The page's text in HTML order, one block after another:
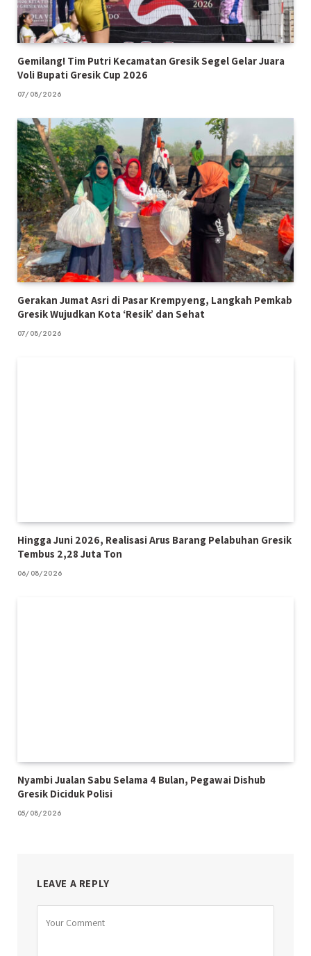
Gemilang! Tim Putri Kecamatan Gresik Segel Gelar Juara
Voli Bupati Gresik Cup 2026
07/08/2026
Gerakan Jumat Asri di Pasar Krempyeng, Langkah Pemkab
Gresik Wujudkan Kota ‘Resik’ dan Sehat
07/08/2026
Hingga Juni 2026, Realisasi Arus Barang Pelabuhan Gresik
Tembus 2,28 Juta Ton
06/08/2026
Nyambi Jualan Sabu Selama 4 Bulan, Pegawai Dishub
Gresik Diciduk Polisi
05/08/2026
LEAVE A REPLY